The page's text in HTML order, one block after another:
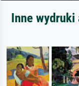
Inne